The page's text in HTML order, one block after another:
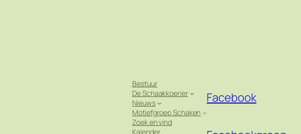
Bestuur
De Schaakkoerier
Nieuws
Motiefgroep Schaken
Zoek en vind
Kalender
Facebook